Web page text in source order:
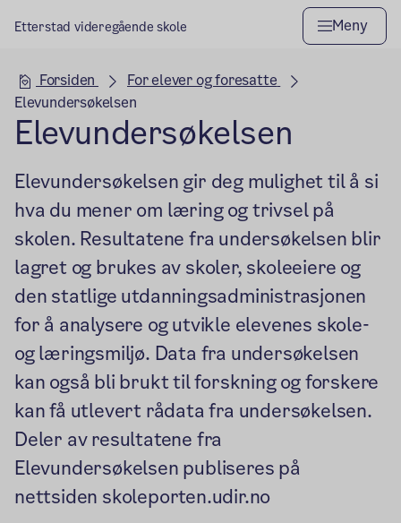
Etterstad videregående skole Meny
Hovedseksjon
Forsiden
For elever og foresatte
Elevundersøkelsen
Elevundersøkelsen
Elevundersøkelsen gir deg mulighet til å si
hva du mener om læring og trivsel på
skolen. Resultatene fra undersøkelsen blir
lagret og brukes av skoler, skoleeiere og
den statlige utdanningsadministrasjonen
for å analysere og utvikle elevenes skole-
og læringsmiljø. Data fra undersøkelsen
kan også bli brukt til forskning og forskere
kan få utlevert rådata fra undersøkelsen.
Deler av resultatene fra
Elevundersøkelsen publiseres på
nettsiden skoleporten.udir.no